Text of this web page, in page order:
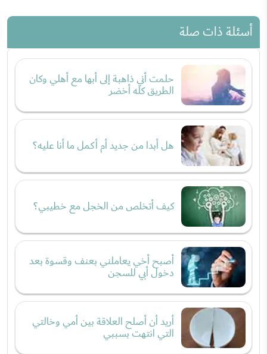
أسئلة ذات صلة
حلمت أني ذاهبة إلى أبها مع أهلي وكان
الطريق كله أخضر
هل أبدا من جديد أم أكمل ما أنا عليه؟
كيف أتخلص من الخجل مع خطيبي؟
أصبح أخي يعاملني بعنف وقسوة بعد
دخول أبي للسجن
أريد أن أصلح العلاقة بين أمي وخالتي
التي انتهت بسببي